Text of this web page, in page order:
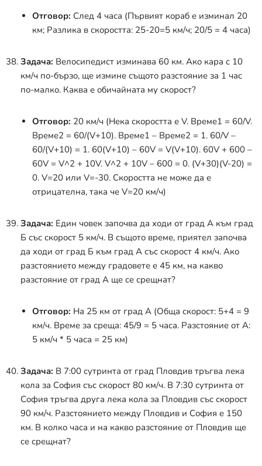
Отговор: След 4 часа (Първият кораб е изминал 20
км; Разлика в скоростта: 25-20=5 км/ч; 20/5 = 4 часа)
Задача: Велосипедист изминава 60 км. Ако кара с 10
км/ч по-бързо, ще измине същото разстояние за 1 час
по-малко. Каква е обичайната му скорост?
Отговор: 20 км/ч (Нека скоростта е V. Време1 = 60/V.
Време2 = 60/(V+10). Време1 – Време2 = 1. 60/V –
60/(V+10) = 1. 60(V+10) – 60V = V(V+10). 60V + 600 –
60V = V^2 + 10V. V^2 + 10V – 600 = 0. (V+30)(V-20) =
0. V=20 или V=-30. Скоростта не може да е
отрицателна, така че V=20 км/ч)
Задача: Един човек започва да ходи от град А към град
Б със скорост 5 км/ч. В същото време, приятел започва
да ходи от град Б към град А със скорост 4 км/ч. Ако
разстоянието между градовете е 45 км, на какво
разстояние от град А ще се срещнат?
Отговор: На 25 км от град А (Обща скорост: 5+4 = 9
км/ч. Време за среща: 45/9 = 5 часа. Разстояние от А:
5 км/ч * 5 часа = 25 км)
Задача: В 7:00 сутринта от град Пловдив тръгва лека
кола за София със скорост 80 км/ч. В 7:30 сутринта от
София тръгва друга лека кола за Пловдив със скорост
90 км/ч. Разстоянието между Пловдив и София е 150
км. В колко часа и на какво разстояние от Пловдив ще
се срещнат?